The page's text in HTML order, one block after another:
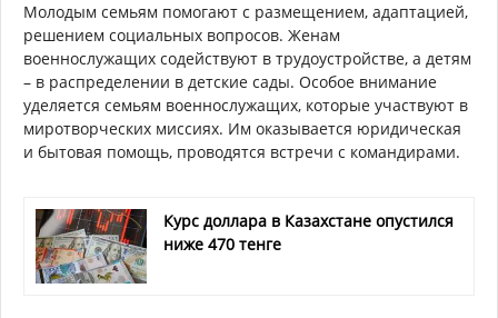
Молодым семьям помогают с размещением, адаптацией,
решением социальных вопросов. Женам
военнослужащих содействуют в трудоустройстве, а детям
– в распределении в детские сады. Особое внимание
уделяется семьям военнослужащих, которые участвуют в
миротворческих миссиях. Им оказывается юридическая
и бытовая помощь, проводятся встречи с командирами.
Курс доллара в Казахстане опустился
ниже 470 тенге